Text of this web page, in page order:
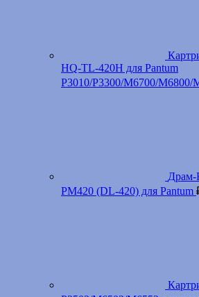
HQ-TL-420H для Pantum
P3010/P3300/M6700/M6800/
Драм-
PM420 (DL-420) для Pantum